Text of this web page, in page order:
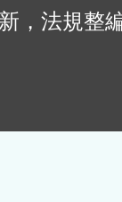
，法規整